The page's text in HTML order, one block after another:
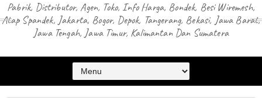
Pabrik, Distributor, Agen, Toko, Info Harga, Bondek, Besi Wiremesh,
Atap Spandek, Jakarta, Bogor, Depok, Tangerang, Bekasi, Jawa Barat,
Jawa Tengah, Jawa Timur, Kalimantan Dan Sumatera